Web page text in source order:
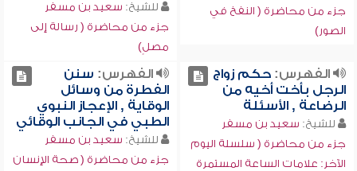
جزء من محاضرة ( النفخ في
الصور)
للشيخ: سعيد بن مسفر
جزء من محاضرة ( رسالة إلى
مصلٍ)
الفهرس:حكم زواج
الرجل بأخت أخيه من
الرضاعة , الأسئلة
للشيخ: سعيد بن مسفر
جزء من محاضرة ( سلسلة اليوم
الآخر: علامات الساعة المستمرة
الفهرس: سنن
الفطرة من وسائل
الوقاية , الإعجاز النبوي
الطبي في الجانب الوقائي
للشيخ: سعيد بن مسفر
جزء من محاضرة ( صحة الإنسان